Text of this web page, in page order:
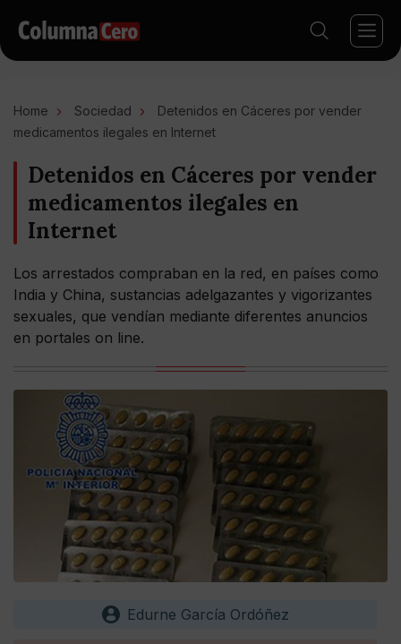
Home Sociedad
Detenidos en Cáceres por vender
medicamentos ilegales en Internet
Detenidos en Cáceres por vender
medicamentos ilegales en
Internet
Los arrestados compraban en la red, en países como
India y China, sustancias adelgazantes y vigorizantes
sexuales, que vendían mediante diferentes anuncios
en portales on line.
Edurne García Ordóñez